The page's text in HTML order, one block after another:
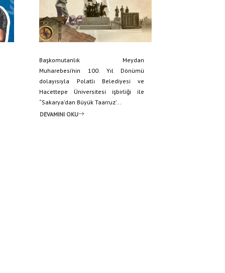
Başkomutanlık Meydan
Muharebesi’nin 100. Yıl Dönümü
dolayısıyla Polatlı Belediyesi ve
Hacettepe Üniversitesi işbirliği ile
“Sakarya’dan Büyük Taarruz’...
DEVAMINI OKU